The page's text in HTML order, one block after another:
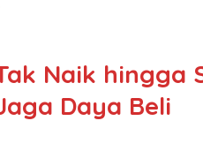
Naik hingga
Daya Beli